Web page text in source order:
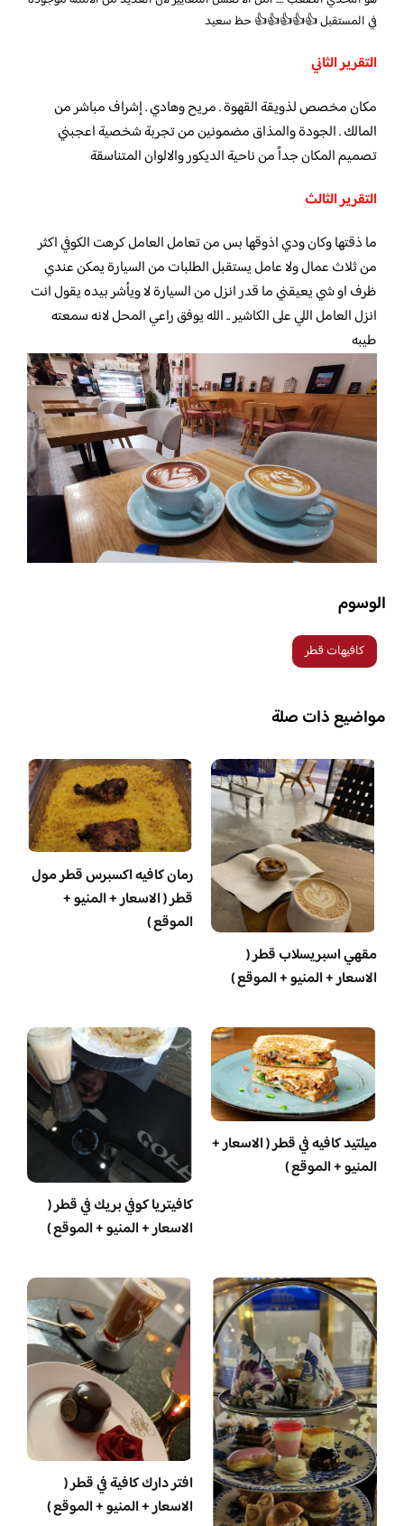
في المستقبل 👍👍👍👍👍 حظ سعيد
التقرير الثاني
مكان مخصص لذويقة القهوة . مريح وهادي . إشراف مباشر من
المالك . الجودة والمذاق مضمونين من تجربة شخصية اعجبني
تصميم المكان جداً من ناحية الديكور والالوان المتناسقة
التقرير الثالث
ما ذقتها وكان ودي اذوقها بس من تعامل العامل كرهت الكوفي اكثر
من ثلاث عمال ولا عامل يستقبل الطلبات من السيارة يمكن عندي
ظرف او شي يعيقني ما قدر انزل من السيارة لا ويأشر بيده يقول انت
انزل العامل اللي على الكاشير .. الله يوفق راعي المحل لانه سمعته
طيبه
الوسوم
كافيهات قطر
مواضيع ذات صلة
مقهي اسبريسلاب قطر (
الاسعار + المنيو + الموقع )
رمان كافيه اكسبرس قطر مول
قطر ( الاسعار + المنيو +
الموقع )
ميلتيد كافيه في قطر ( الاسعار +
المنيو + الموقع )
كافيتريا كوفي بريك في قطر (
الاسعار + المنيو + الموقع )
افتر دارك كافية في قطر (
الاسعار + المنيو + الموقع )